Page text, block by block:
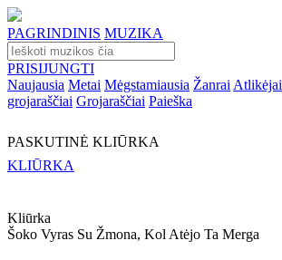
PAGRINDINIS MUZIKA
PRISIJUNGTI
Naujausia Metai Mėgstamiausia Žanrai Atlikėjai
grojaraščiai Grojaraščiai Paieška
PASKUTINĖ KLIŪRKA
KLIŪRKA
Kliūrka
Šoko Vyras Su Žmona, Kol Atėjo Ta Merga